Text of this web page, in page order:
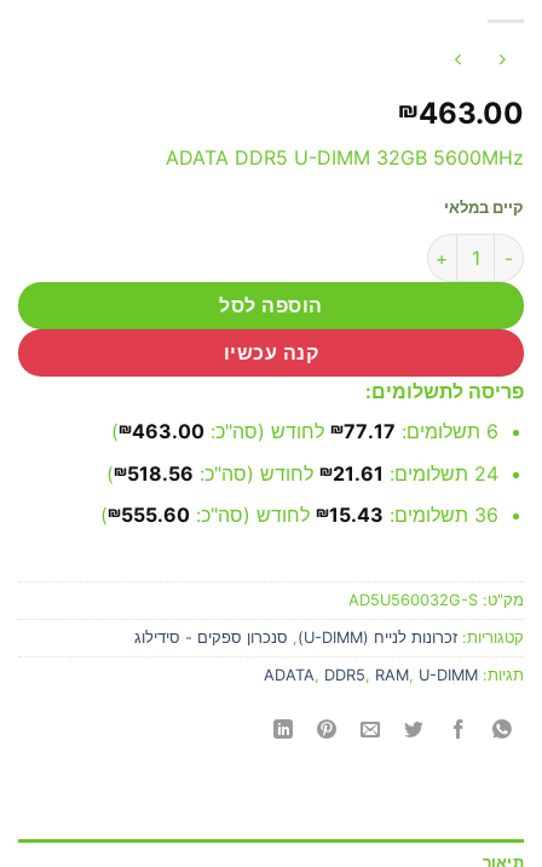
₪463.00
ADATA DDR5 U-DIMM 32GB 5600MHz
קיים במלאי
כמות של ADATA DDR5 U-DIMM - AD5U560032G-S
הוספה לסל
קנה עכשיו
פריסה לתשלומים:
6 תשלומים:
₪77.17 לחודש (סה"כ: ₪463.00
)
24 תשלומים:
₪21.61 לחודש (סה"כ: ₪518.56
)
36 תשלומים:
₪15.43 לחודש (סה"כ: ₪555.60
)
מק"ט: AD5U560032G-S
קטגוריות: זכרונות לנייח (U-DIMM) , סנכרון ספקים - סידילוג
תגיות: ADATA, DDR5, RAM, U-DIMM
תיאור